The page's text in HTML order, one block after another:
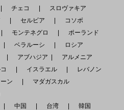
チェコ
スロヴァキア
セルビア
コソボ
モンテネグロ
ポーランド
ベラルーシ
ロシア
アブハジア
アルメニア
コ イスラエル
レバノン
ン
マダガスカル
中国 台湾
韓国